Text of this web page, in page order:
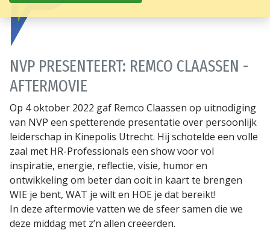
NVP PRESENTEERT: REMCO CLAASSEN -
AFTERMOVIE
Op 4 oktober 2022 gaf Remco Claassen op uitnodiging
van NVP een spetterende presentatie over persoonlijk
leiderschap in Kinepolis Utrecht. Hij schotelde een volle
zaal met HR-Professionals een show voor vol
inspiratie, energie, reflectie, visie, humor en
ontwikkeling om beter dan ooit in kaart te brengen
WIE je bent, WAT je wilt en HOE je dat bereikt!
In deze aftermovie vatten we de sfeer samen die we
deze middag met z’n allen creëerden.